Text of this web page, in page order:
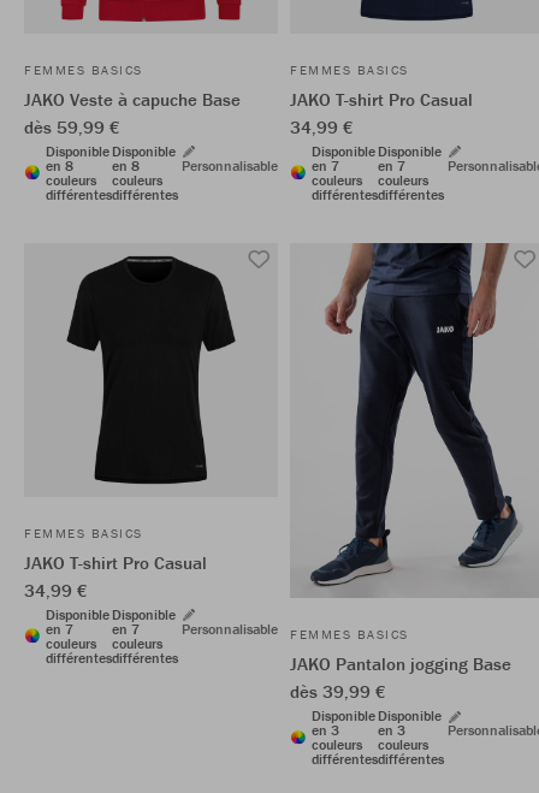
FEMMES BASICS
JAKO Veste à capuche Base
dès 59,99 €
Disponible
en 8
couleurs
différentes
Disponible
en 8
couleurs
différentes
Personnalisable
FEMMES BASICS
JAKO T-shirt Pro Casual
34,99 €
Disponible
en 7
couleurs
différentes
Disponible
en 7
couleurs
différentes
FEMMES BASICS
JAKO T-shirt Pro Casual
34,99 €
Disponible
en 7
couleurs
différentes
Disponible
en 7
couleurs
différentes
Personnalisable FEMMES BASICS
JAKO Pantalon jogging Base
dès 39,99 €
Disponible
en 3
couleurs
différentes
Disponible
en 3
couleurs
différentes